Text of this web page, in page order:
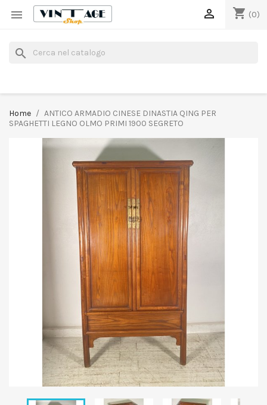
 shopping_cart (0)

search
Home
ANTICO ARMADIO CINESE DINASTIA QING PER
SPAGHETTI LEGNO OLMO PRIMI 1900 SEGRETO